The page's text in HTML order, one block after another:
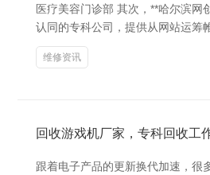
医疗美容门诊部 其次，**哈尔滨网
认同的专科公司，提供从网站运筹
维修资讯
回收游戏机厂家，专科回收工
跟着电子产品的更新换代加速，很